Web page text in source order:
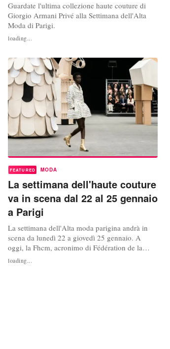
Guardate l'ultima collezione haute couture di
Giorgio Armani Privé alla Settimana dell'Alta
Moda di Parigi.
loading...
FEATURED MODA
La settimana dell'haute couture
va in scena dal 22 al 25 gennaio
a Parigi
La settimana dell'Alta moda parigina andrà in
scena da lunedì 22 a giovedì 25 gennaio. A
oggi, la Fhcm, acronimo di Fédération de la
haute couture et de la mode, ha annunciato che
trenta maison di moda sono inserite nel
loading...